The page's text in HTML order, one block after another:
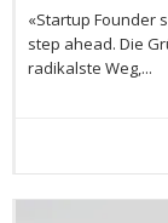
«Startup Founder
step ahead. Die
radikalste Weg,...